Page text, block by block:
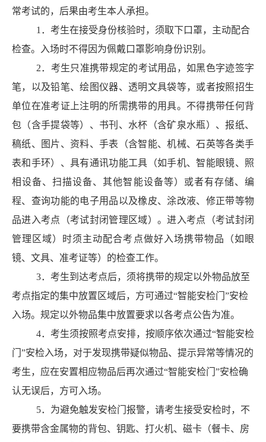
常考试的，后果由考生本人承担。
1 ． 考生在接受身份核验时，须取下口罩，主动配合
检查。
入场时不得因为佩戴口罩影响身份识别。
2． 考生只准携带规定的考试用品，如黑色字迹签字
笔，以及铅笔、绘图仪器、透明文具袋等，或者按照招生
单位在准考证上注明的所需携带的用具。不得携带任何背
包（含手提袋等）、 书刊、 水杯（含矿泉水瓶）、报纸、
稿纸、图片、资料、手表 （含智能、机械、石英等各类手
表和手环） 、具有通讯功能工具 （如手机、智能眼镜、照
相设备、扫描设备、其他智能设备等） 或者有存储、编
程、查询功能的电子用品以及橡皮、涂改液、修正带等物
品进入考点（考试封闭管理区域） 。进入考点（考试封闭
管理区域）时须主动配合考点做好入场携带物品（如眼
镜、文具、准考证等）的检查工作。
3． 考生到达考点后，须将携带的规定以外物品放至
考点指定的集中放置区域后，方可通过“智能安检门”安检
入场。规定以外物品集中放置要求以各考点公告为准。
4． 考生须按照考点安排，按顺序依次通过“智能安检
门”安检入场，对于发现携带疑似物品、提示异常等情况的
考生，应在安置相应物品后再次通过“智能安检门”安检确
认无误后，方可入场。
5． 为避免触发安检门报警，请考生接受安检时，不
要携带含金属物的背包、钥匙、打火机、磁卡（餐卡、房